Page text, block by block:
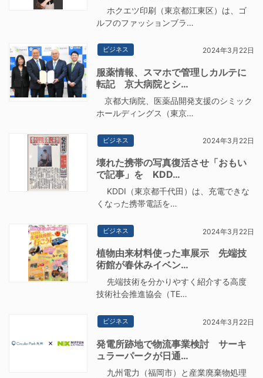
ホクエツ印刷（東京都江東区）は、ゴ
ルフのファッションブラ…
ビジネス 2024年3月22日
服薬情報、スマホで管理しカルテに
転記 京大病院とシ…
京都大病院、医薬品開発支援のシミック
ホールディングス（東京…
ビジネス 2024年3月22日
壊れた携帯の写真復活させ「おもい
で記事」を KDD…
KDDI（東京都千代田）は、充電できな
くなった携帯電話を…
ビジネス 2024年3月22日
植物由来材料使った車展示 先端技
術館が春休みイベン…
先端技術を分かりやすく紹介する高度
技術社会推進協会（TE…
ビジネス 2024年3月22日
発電所跡地で物流事業検討 サーキ
ュラーパークが日通…
九州電力（福岡市）と産業廃棄物処理